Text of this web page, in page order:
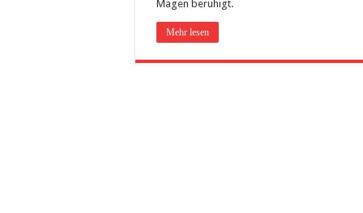
Magen beruhigt.
Mehr lesen